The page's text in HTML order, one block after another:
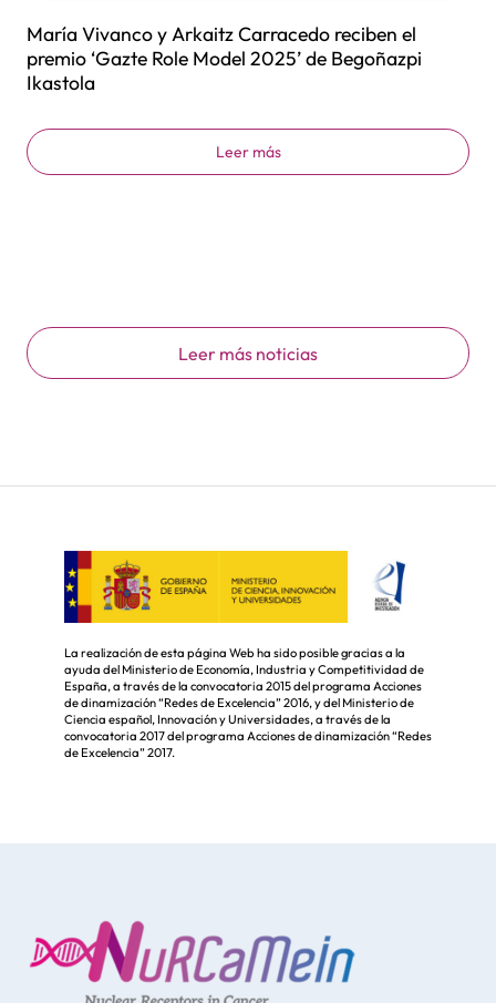
María Vivanco y Arkaitz Carracedo reciben el
premio ‘Gazte Role Model 2025’ de Begoñazpi
Ikastola
Leer más
Leer más noticias
La realización de esta página Web ha sido posible gracias a la
ayuda del Ministerio de Economía, Industria y Competitividad de
España, a través de la convocatoria 2015 del programa Acciones
de dinamización “Redes de Excelencia” 2016, y del Ministerio de
Ciencia español, Innovación y Universidades, a través de la
convocatoria 2017 del programa Acciones de dinamización “Redes
de Excelencia” 2017.